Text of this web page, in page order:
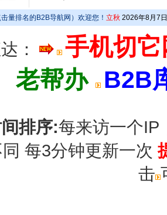
击量排名的B2B导航网）欢迎您！ 立秋 2026年8月7
：
手机切它
老帮办
B2B
排序:每来访一个IP
每3分钟更新一次
击